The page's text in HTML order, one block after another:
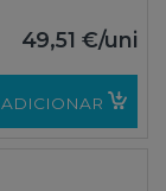
49,51 €/uni
ADICIONAR